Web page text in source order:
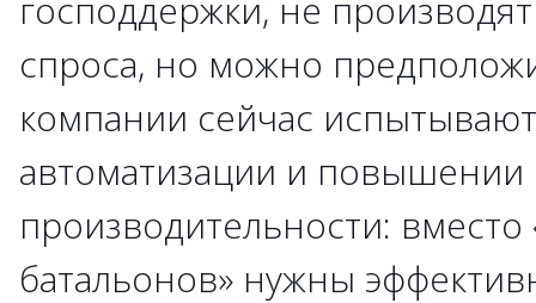
господдержки, не
спроса, но можно
компании сейчас
автоматизации и повышении
производительности: вместо
батальонов» нужны